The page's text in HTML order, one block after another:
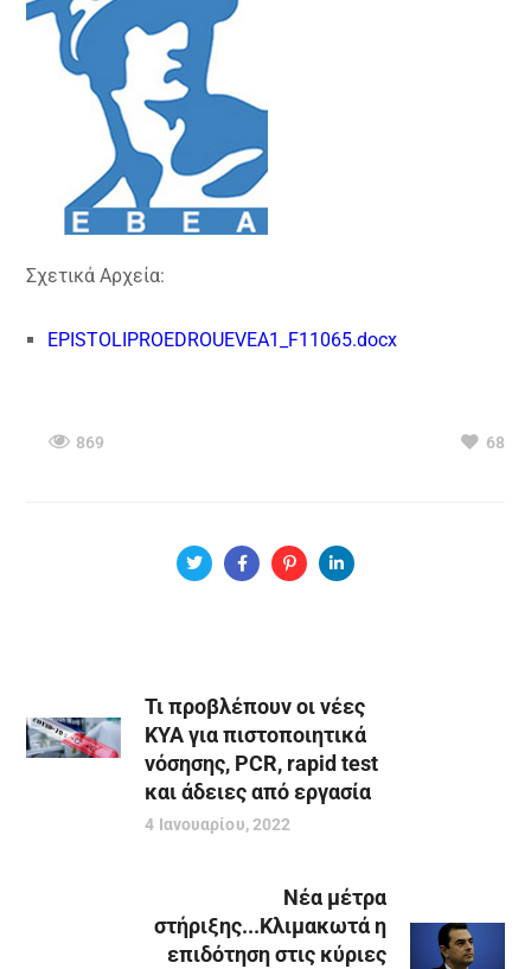
Σχετικά Αρχεία:
EPISTOLIPROEDROUEVEA1_F11065.docx
869 68
Τι προβλέπουν οι νέες
ΚΥΑ για πιστοποιητικά
νόσησης, PCR, rapid test
και άδειες από εργασία
4 Ιανουαρίου, 2022
Νέα μέτρα
στήριξης...Κλιμακωτά η
επιδότηση στις κύριες